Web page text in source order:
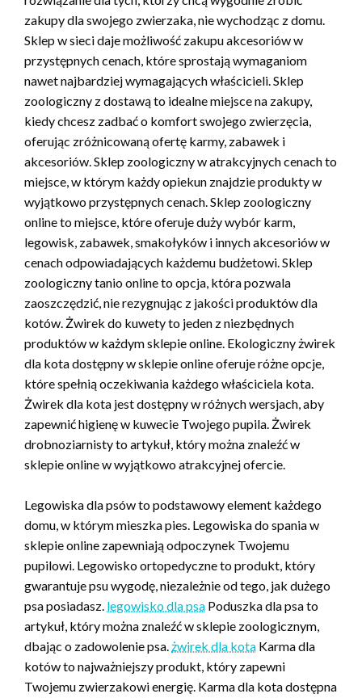
zakupy dla swojego zwierzaka, nie wychodząc z domu.
Sklep w sieci daje możliwość zakupu akcesoriów w
przystępnych cenach, które sprostają wymaganiom
nawet najbardziej wymagających właścicieli. Sklep
zoologiczny z dostawą to idealne miejsce na zakupy,
kiedy chcesz zadbać o komfort swojego zwierzęcia,
oferując zróżnicowaną ofertę karmy, zabawek i
akcesoriów. Sklep zoologiczny w atrakcyjnych cenach to
miejsce, w którym każdy opiekun znajdzie produkty w
wyjątkowo przystępnych cenach. Sklep zoologiczny
online to miejsce, które oferuje duży wybór karm,
legowisk, zabawek, smakołyków i innych akcesoriów w
cenach odpowiadających każdemu budżetowi. Sklep
zoologiczny tanio online to opcja, która pozwala
zaoszczędzić, nie rezygnując z jakości produktów dla
kotów. Żwirek do kuwety to jeden z niezbędnych
produktów w każdym sklepie online. Ekologiczny żwirek
dla kota dostępny w sklepie online oferuje różne opcje,
które spełnią oczekiwania każdego właściciela kota.
Żwirek dla kota jest dostępny w różnych wersjach, aby
zapewnić higienę w kuwecie Twojego pupila. Żwirek
drobnoziarnisty to artykuł, który można znaleźć w
sklepie online w wyjątkowo atrakcyjnej ofercie.
Legowiska dla psów to podstawowy element każdego
domu, w którym mieszka pies. Legowiska do spania w
sklepie online zapewniają odpoczynek Twojemu
pupilowi. Legowisko ortopedyczne to produkt, który
gwarantuje psu wygodę, niezależnie od tego, jak dużego
psa posiadasz. legowisko dla psa Poduszka dla psa to
artykuł, który można znaleźć w sklepie zoologicznym,
dbając o zadowolenie psa.żwirek dla kota Karma dla
kotów to najważniejszy produkt, który zapewni
Twojemu zwierzakowi energię. Karma dla kota dostępna